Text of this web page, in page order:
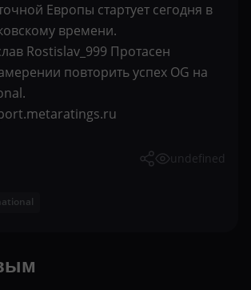
Европы стартует сегодня в
времени.
Rostislav_999 Протасен
повторить успех OG на
undefined